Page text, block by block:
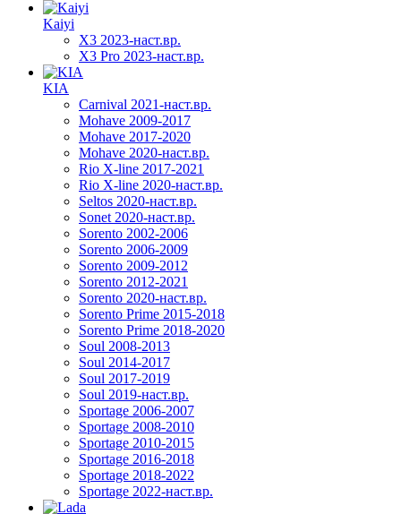
Kaiyi
X3 2023-наст.вр.
X3 Pro 2023-наст.вр.
KIA
Carnival 2021-наст.вр.
Mohave 2009-2017
Mohave 2017-2020
Mohave 2020-наст.вр.
Rio X-line 2017-2021
Rio X-line 2020-наст.вр.
Seltos 2020-наст.вр.
Sonet 2020-наст.вр.
Sorento 2002-2006
Sorento 2006-2009
Sorento 2009-2012
Sorento 2012-2021
Sorento 2020-наст.вр.
Sorento Prime 2015-2018
Sorento Prime 2018-2020
Soul 2008-2013
Soul 2014-2017
Soul 2017-2019
Soul 2019-наст.вр.
Sportage 2006-2007
Sportage 2008-2010
Sportage 2010-2015
Sportage 2016-2018
Sportage 2018-2022
Sportage 2022-наст.вр.